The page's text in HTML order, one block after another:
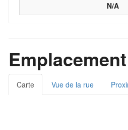
N/A
Emplacement
Carte Vue de la rue